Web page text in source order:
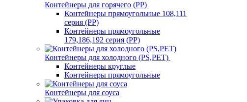
Контейнеры для горячего (PP)
Контейнеры прямоугольные 108,111
серия (PP)
Контейнеры прямоугольные
179,186,192 серия (PP)
Контейнеры для холодного (PS,PET)
Контейнеры круглые
Контейнеры прямоугольные
Контейнеры для соуса